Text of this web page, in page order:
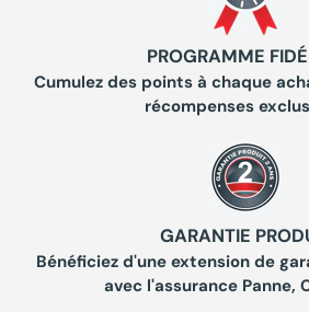
PROGRAMME
Cumulez des points à chaque
récompenses
GARANTIE
Bénéficiez d'une extension de
avec l'assurance Panne,